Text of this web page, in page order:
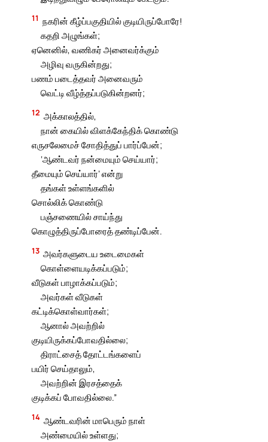
11 நகரின் கீழ்ப்பகுதியில் குடியிருப்போரே!
கதறி அழுங்கள்;
ஏனெனில், வணிகர் அனைவர்க்கும்
அழிவு வருகின்றது;
பணம் படைத்தவர் அனைவரும்
வெட்டி வீழ்த்தப்படுகின்றனர்;
12 அக்காலத்தில்,
நான் கையில் விளக்கேந்திக் கொண்டு
எருசலேமைச் சோதித்துப் பார்ப்பேன்;
‘ஆண்டவர் நன்மையும் செய்யார்;
தீமையும் செய்யார்’ என்று
தங்கள் உள்ளங்களில்
சொல்லிக் கொண்டு
பஞ்சணையில் சாய்ந்து
கொழுத்திருப்போரைத் தண்டிப்பேன்.
13 அவர்களுடைய உடைமைகள்
கொள்ளையடிக்கப்படும்;
வீடுகள் பாழாக்கப்படும்;
அவர்கள் வீடுகள்
கட்டிக்கொள்வார்கள்;
ஆனால் அவற்றில்
குடியிருக்கப்போவதில்லை;
திராட்சைத் தோட்டங்களைப்
பயிர் செய்தாலும்,
அவற்றின் இரசத்தைக்
குடிக்கப் போவதில்லை.”
14 ஆண்டவரின் மாபெரும் நாள்
அண்மையில் உள்ளது;